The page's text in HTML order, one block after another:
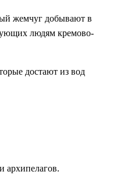
жемчуг добывают в
людям кремово-
достают из вод
архипелагов.